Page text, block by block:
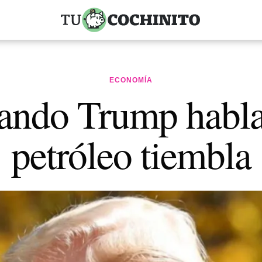
ECONOMÍA
Trump
petróleo tiembla